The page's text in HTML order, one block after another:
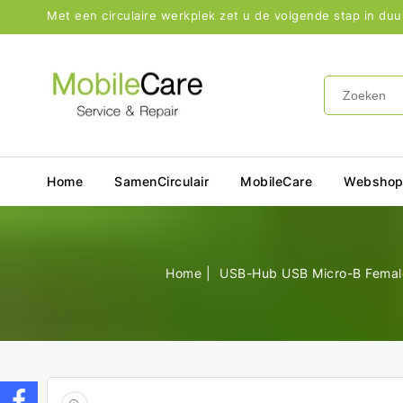
Met een circulaire werkplek zet u de volgende stap in
Home SamenCirculair MobileCare Webshop
Home USB-Hub USB Micro-B